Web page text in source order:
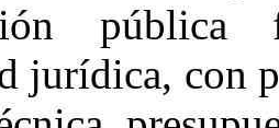
jurídica, con